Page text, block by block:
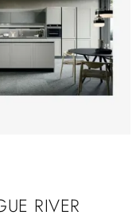
RIVER